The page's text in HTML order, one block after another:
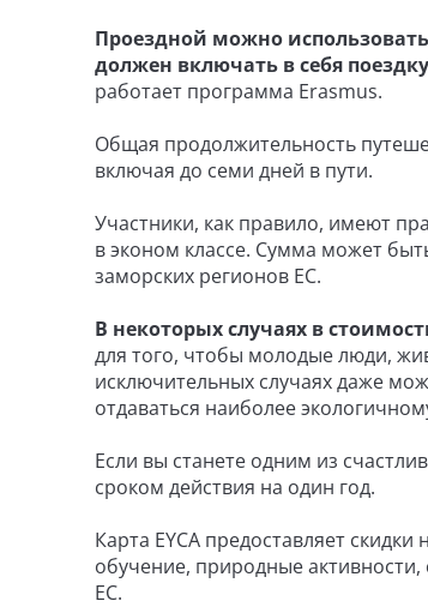
Проездной можно
должен включать в себя
работает программа Erasmus.
Общая продолжительность
включая до семи дней в пути.
Участники, как правило, имеют
в эконом классе. Сумма может
заморских регионов ЕС.
В некоторых случаях в
для того, чтобы молодые люди,
исключительных случаях даже
отдаваться наиболее
Если вы станете одним из
сроком действия на один год.
Карта EYCA предоставляет
обучение, природные
ЕС.